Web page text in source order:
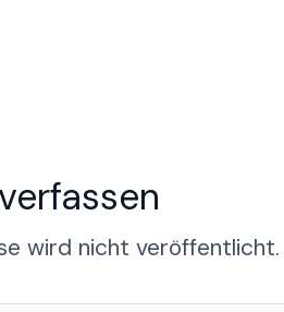
wird nicht veröffentlicht.